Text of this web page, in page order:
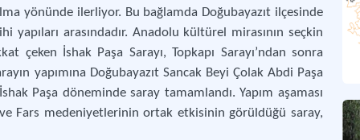
yönünde ilerliyor. Bu bağlamda Doğubayazıt ilçesinde
arasındadır. Anadolu kültürel mirasının seçkin
İshak Paşa Sarayı, Topkapı Sarayı’ndan sonra
yapımına Doğubayazıt Sancak Beyi Çolak Abdi Paşa
Paşa döneminde saray tamamlandı. Yapım aşaması
Fars medeniyetlerinin ortak etkisinin görüldüğü saray,